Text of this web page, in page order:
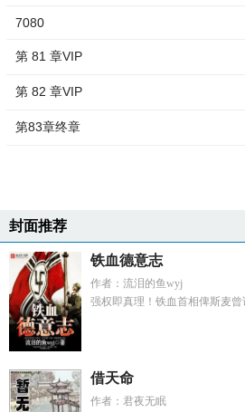
7080
第 81 章VIP
第 82 章VIP
第83章终章
封面推荐
铁血德意志
作者：流泪的鱼wyj
强权即真理！铁血首相俾斯麦
借天命
作者：君夜无眠